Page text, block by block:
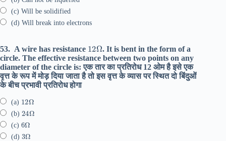
(c) Will be solidified
(d) Will break into electrons
53. A wire has resistance 12Ω. It is bent in the form of a
circle. The effective resistance between two points on any
diameter of the circle is: एक तार का प्रतिरोध 12 ओम है इसे एक
वृत्त के रूप में मोड़ दिया जाता है तो इस वृत्त के व्यास पर स्थित दो बिंदुओं
के बीच प्रभावी प्रतिरोध होगा
(a) 12Ω
(b) 24Ω
(c) 6Ω
(d) 3Ω